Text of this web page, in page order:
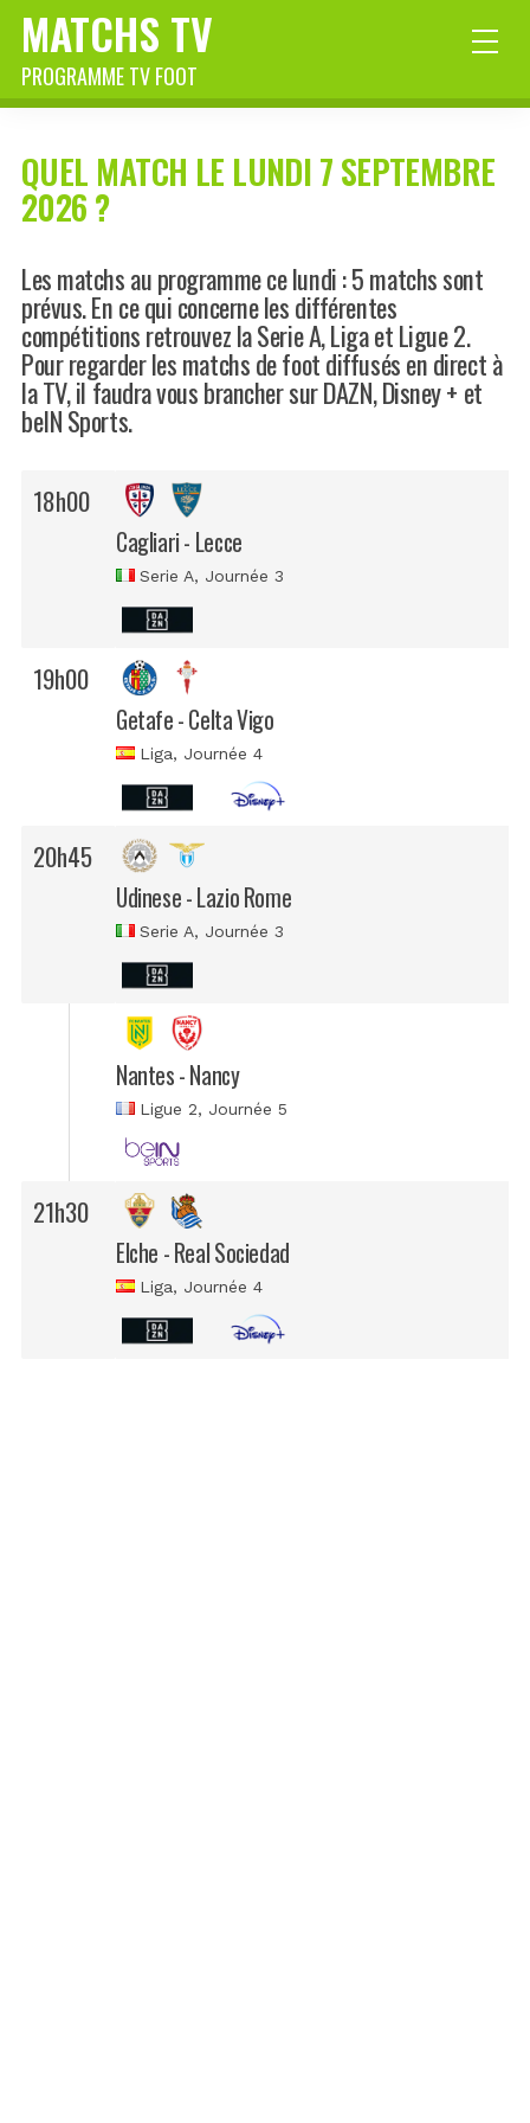
MATCHS TV
PROGRAMME TV FOOT
QUEL MATCH LE LUNDI 7 SEPTEMBRE
2026 ?
Les matchs au programme ce lundi : 5 matchs sont
prévus. En ce qui concerne les différentes
compétitions retrouvez la Serie A, Liga et Ligue 2.
Pour regarder les matchs de foot diffusés en direct à
la TV, il faudra vous brancher sur DAZN, Disney + et
beIN Sports.
18h00
Cagliari - Lecce
Serie A, Journée 3
19h00
Getafe - Celta Vigo
Liga, Journée 4
20h45
Udinese - Lazio Rome
Serie A, Journée 3
Nantes - Nancy
Ligue 2, Journée 5
21h30
Elche - Real Sociedad
Liga, Journée 4